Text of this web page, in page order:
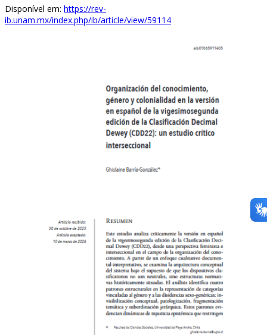
Disponível em: https://rev-
ib.unam.mx/index.php/ib/article/view/59114